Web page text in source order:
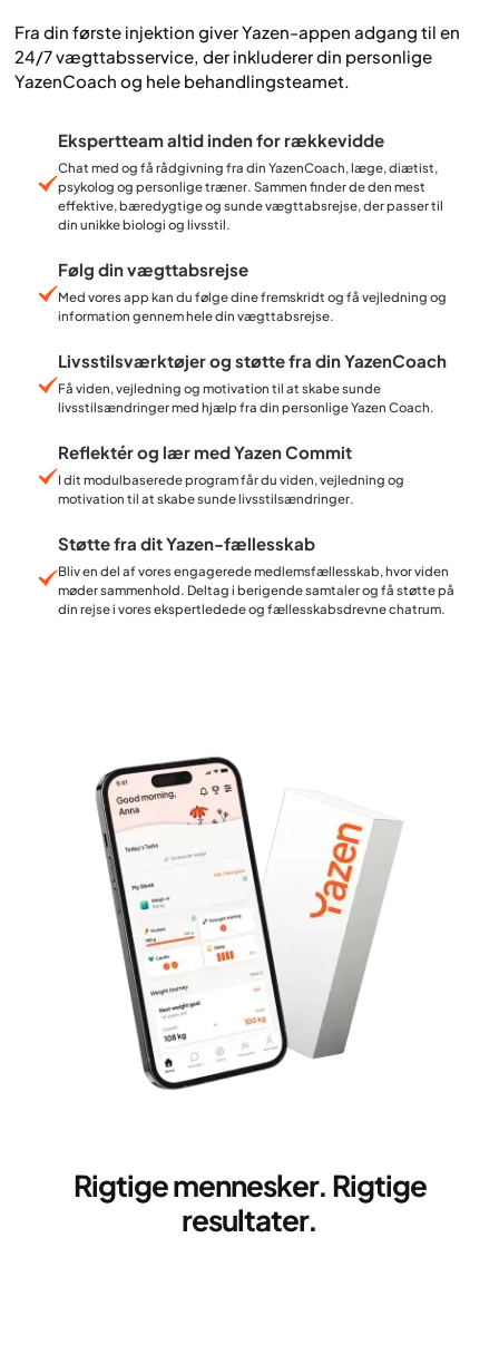
Fra din første injektion giver Yazen-appen adgang til en
24/7 vægttabsservice, der inkluderer din personlige
YazenCoach og hele behandlingsteamet.
Ekspertteam altid inden for rækkevidde
Chat med og få rådgivning fra din YazenCoach, læge, diætist,
psykolog og personlige træner. Sammen finder de den mest
effektive, bæredygtige og sunde vægttabsrejse, der passer til
din unikke biologi og livsstil.
Følg din vægttabsrejse
Med vores app kan du følge dine fremskridt og få vejledning og
information gennem hele din vægttabsrejse.
Livsstilsværktøjer og støtte fra din YazenCoach
Få viden, vejledning og motivation til at skabe sunde
livsstilsændringer med hjælp fra din personlige Yazen Coach.
Reflektér og lær med Yazen Commit
I dit modulbaserede program får du viden, vejledning og
motivation til at skabe sunde livsstilsændringer.
Støtte fra dit Yazen-fællesskab
Bliv en del af vores engagerede medlemsfællesskab, hvor viden
møder sammenhold. Deltag i berigende samtaler og få støtte på
din rejse i vores ekspertledede og fællesskabsdrevne chatrum.
Rigtige mennesker. Rigtige
resultater.